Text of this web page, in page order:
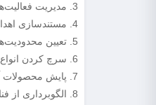
مدیریت
مستندسازی
تعیین
سرچ کردن
پایش محصولات
الگوبرداری از